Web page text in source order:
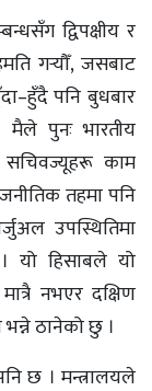
द्विपक्षीय र
गर्‍यौँ, जसबाट
पनि बुधबार
पुनः भारतीय
सचिवज्यूहरू काम
तहमा पनि
उपस्थितिमा
यो हिसाबले यो
नभएर दक्षिण
ठानेको छु ।
छ । मन्त्रालयले